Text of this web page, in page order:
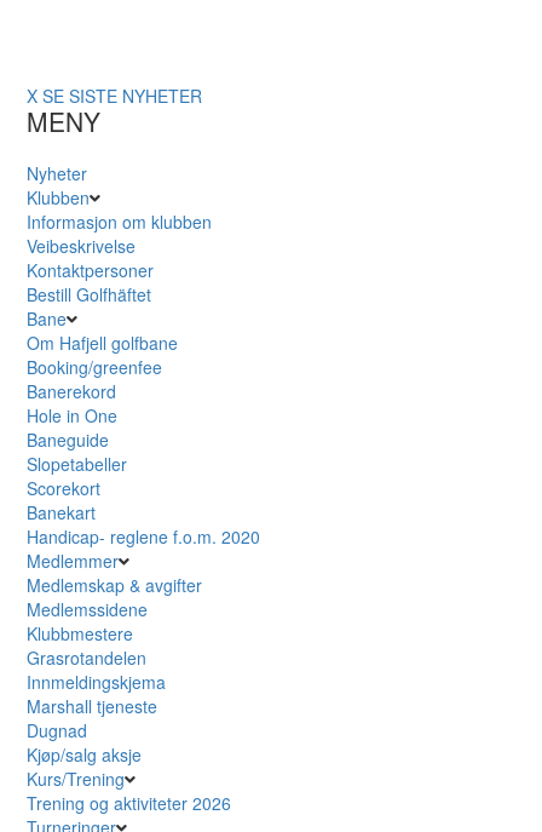
X SE SISTE NYHETER
MENY
Nyheter
Klubben
Informasjon om klubben
Veibeskrivelse
Kontaktpersoner
Bestill Golfhäftet
Bane
Om Hafjell golfbane
Booking/greenfee
Banerekord
Hole in One
Baneguide
Slopetabeller
Scorekort
Banekart
Handicap- reglene f.o.m. 2020
Medlemmer
Medlemskap & avgifter
Medlemssidene
Klubbmestere
Grasrotandelen
Innmeldingskjema
Marshall tjeneste
Dugnad
Kjøp/salg aksje
Kurs/Trening
Trening og aktiviteter 2026
Turneringer